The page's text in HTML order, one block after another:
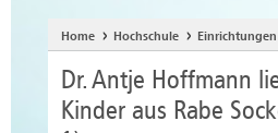
Alumni
Unternehmen und
Studierende
Beschäftigte
Home Hochschule Einrichtungen
Dr. Antje Hoffmann
Kinder aus Rabe